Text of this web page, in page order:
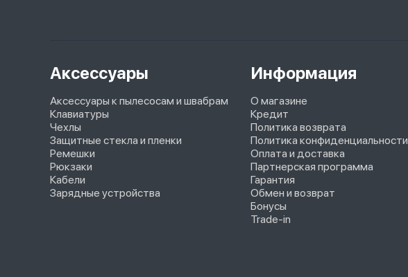
Аксессуары
Аксессуары к пылесосам и швабрам
Клавиатуры
Чехлы
Защитные стекла и пленки
Ремешки
Рюкзаки
Кабели
Зарядные устройства
Информация
О магазине
Кредит
Политика возврата
Политика конфиденциальности
Оплата и доставка
Партнерская программа
Гарантия
Обмен и возврат
Бонусы
Trade-in